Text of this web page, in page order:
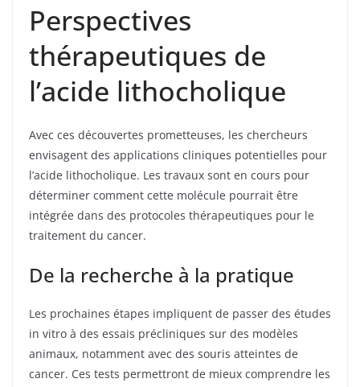
Perspectives
thérapeutiques de
l’acide lithocholique
Avec ces découvertes prometteuses, les chercheurs
envisagent des applications cliniques potentielles pour
l’acide lithocholique. Les travaux sont en cours pour
déterminer comment cette molécule pourrait être
intégrée dans des protocoles thérapeutiques pour le
traitement du cancer.
De la recherche à la pratique
Les prochaines étapes impliquent de passer des études
in vitro à des essais précliniques sur des modèles
animaux, notamment avec des souris atteintes de
cancer. Ces tests permettront de mieux comprendre les